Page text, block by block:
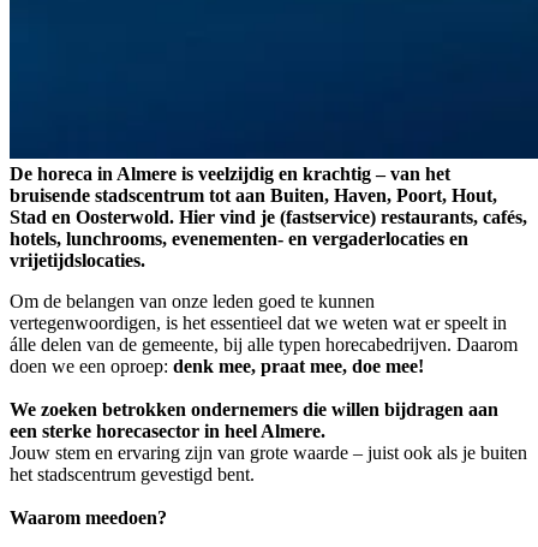
De horeca in Almere is veelzijdig en krachtig – van het
bruisende stadscentrum tot aan Buiten, Haven, Poort, Hout,
Stad en Oosterwold. Hier vind je (fastservice) restaurants, cafés,
hotels, lunchrooms, evenementen- en vergaderlocaties en
vrijetijdslocaties.
Om de belangen van onze leden goed te kunnen
vertegenwoordigen, is het essentieel dat we weten wat er speelt in
álle delen van de gemeente, bij alle typen horecabedrijven. Daarom
doen we een oproep: denk mee, praat mee, doe mee!
We zoeken betrokken ondernemers die willen bijdragen aan
een sterke horecasector in heel Almere.
Jouw stem en ervaring zijn van grote waarde – juist ook als je buiten
het stadscentrum gevestigd bent.
Waarom meedoen?